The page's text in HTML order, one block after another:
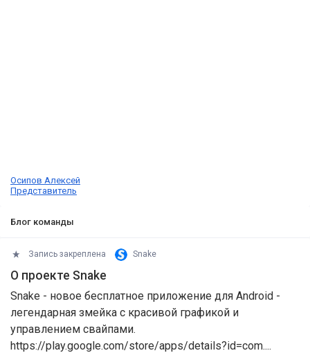
Осипов Алексей
Представитель
Блог команды
Запись закреплена Snake
О проекте Snake
Snake - новое бесплатное приложение для Android -
легендарная змейка с красивой графикой и
управлением свайпами.
https://play.google.com/store/apps/details?id=com....